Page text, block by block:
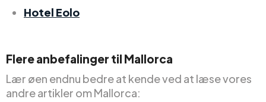
Hotel Eolo
Flere anbefalinger til Mallorca
Lær øen endnu bedre at kende ved at læse vores
andre artikler om Mallorca: